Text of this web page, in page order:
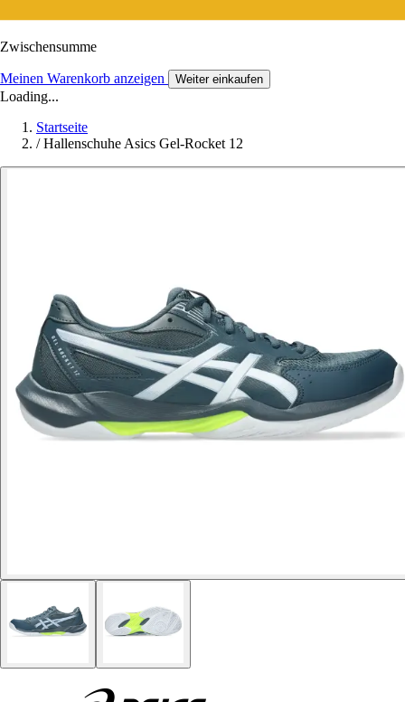
Zwischensumme
Meinen Warenkorb anzeigen Weiter einkaufen
Loading...
Startseite
/ Hallenschuhe Asics Gel-Rocket 12